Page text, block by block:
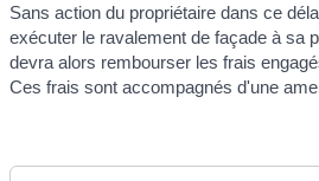
Sans action du propriétaire dans ce
exécuter le ravalement de façade à sa
devra alors rembourser les frais
Ces frais sont accompagnés d'une